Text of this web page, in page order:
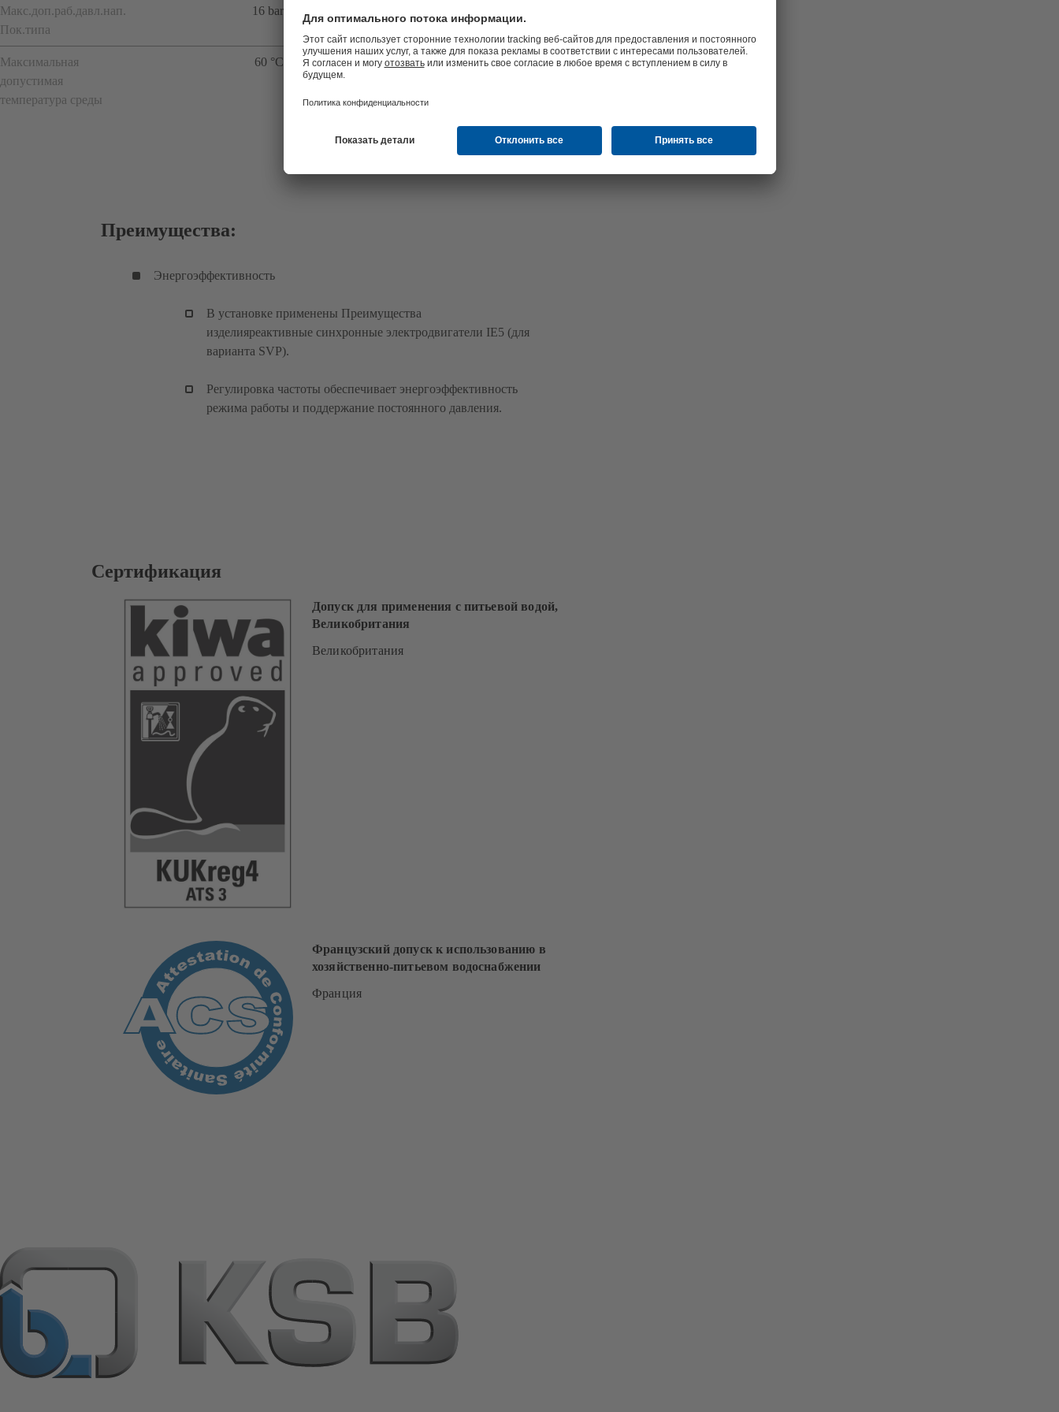
Макс.доп.раб.давл.нап.
Пок.типа
16 bar
Максимальная
допустимая
температура среды
60 °C
Преимущества:
Энергоэффективность
В установке применены Преимущества
изделияреактивные синхронные электродвигатели IE5 (для
варианта SVP).
Регулировка частоты обеспечивает энергоэффективность
режима работы и поддержание постоянного давления.
Сертификация
Допуск для применения с питьевой водой,
Великобритания
Великобритания
Французский допуск к использованию в
хозяйственно-питьевом водоснабжении
Франция